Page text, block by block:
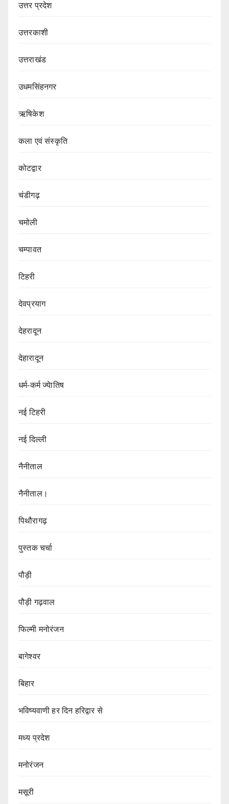
उत्तर प्रदेश
उत्तरकाशी
उत्तराखंड
उधमसिंहनगर
ऋषिकेश
कला एवं संस्कृति
कोटद्वार
चंडीगढ़
चमोली
चम्पावत
टिहरी
देवप्रयाग
देहरादून
देहारादून
धर्म-कर्म ज्येातिष
नई टिहरी
नई दिल्ली
नैनीताल
नैनीताल।
पिथौरागढ़
पुस्तक चर्चा
पौड़ी
पौड़ी गढ़वाल
फिल्मी मनोरंजन
बागेश्वर
बिहार
भविष्यवाणी हर दिन हरिद्वार से
मध्य प्रदेश
मनोरंजन
मसूरी